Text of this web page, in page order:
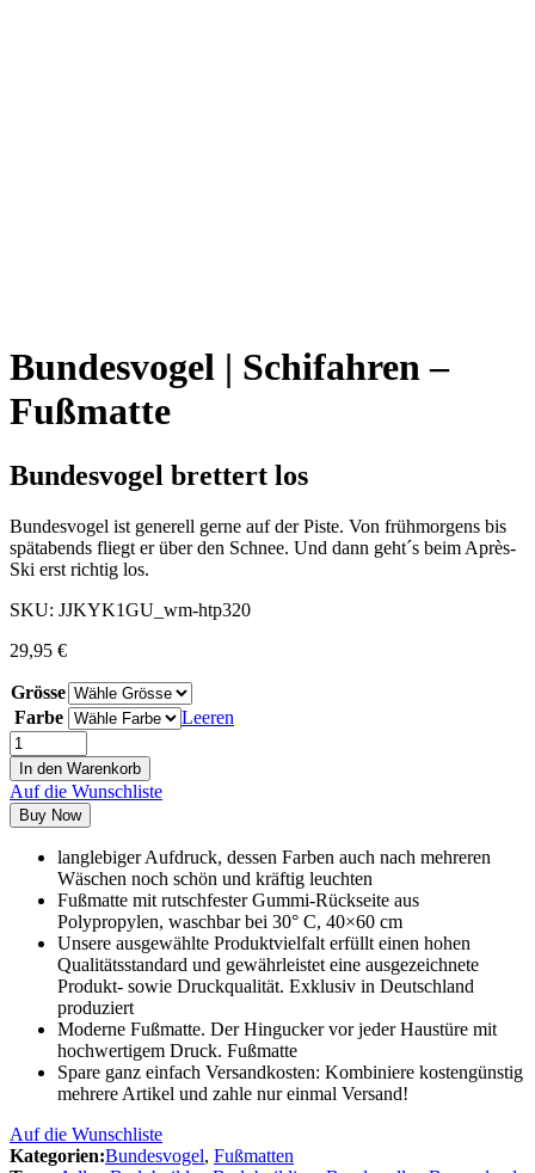
Bundesvogel | Schifahren –
Fußmatte
Bundesvogel brettert los
Bundesvogel ist generell gerne auf der Piste. Von frühmorgens bis
spätabends fliegt er über den Schnee. Und dann geht´s beim Après-
Ski erst richtig los.
SKU: JJKYK1GU_wm-htp320
29,95 €
Grösse
Farbe
Leeren
In den Warenkorb
Auf die Wunschliste
Buy Now
langlebiger Aufdruck, dessen Farben auch nach mehreren
Wäschen noch schön und kräftig leuchten
Fußmatte mit rutschfester Gummi-Rückseite aus
Polypropylen, waschbar bei 30° C, 40×60 cm
Unsere ausgewählte Produktvielfalt erfüllt einen hohen
Qualitätsstandard und gewährleistet eine ausgezeichnete
Produkt- sowie Druckqualität. Exklusiv in Deutschland
produziert
Moderne Fußmatte. Der Hingucker vor jeder Haustüre mit
hochwertigem Druck. Fußmatte
Spare ganz einfach Versandkosten: Kombiniere kostengünstig
mehrere Artikel und zahle nur einmal Versand!
Auf die Wunschliste
Kategorien:Bundesvogel, Fußmatten